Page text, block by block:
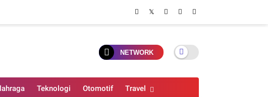
NETWORK
Teknologi Otomotif Travel